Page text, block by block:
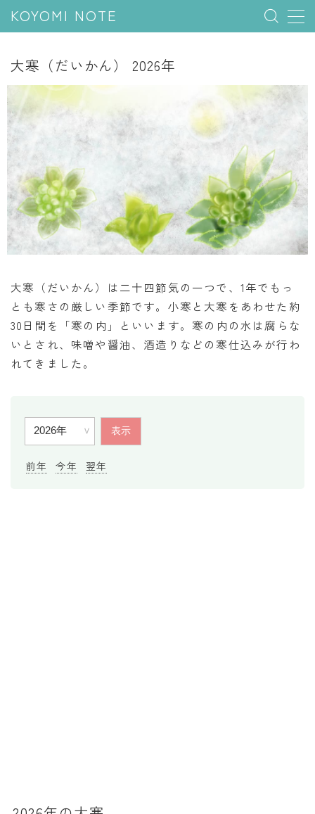
KOYOMI NOTE
行事と季節
年中行事
祝日
二十四節気
七十二候
雑節
暦と満月
今日のこよみ
暦と歳時記
満月・新月
西暦・和暦
暦の吉凶
大寒（だいかん） 2026年
大寒（だいかん）は二十四節気の一つで、1年でもっ
とも寒さの厳しい季節です。小寒と大寒をあわせた約
30日間を「寒の内」といいます。寒の内の水は腐らな
いとされ、味噌や醤油、酒造りなどの寒仕込みが行わ
れてきました。
前年 今年 翌年